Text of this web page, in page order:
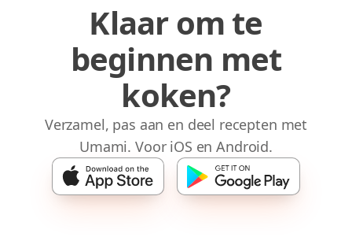
Klaar om te
beginnen met
koken?
Verzamel, pas aan en deel recepten met
Umami. Voor iOS en Android.